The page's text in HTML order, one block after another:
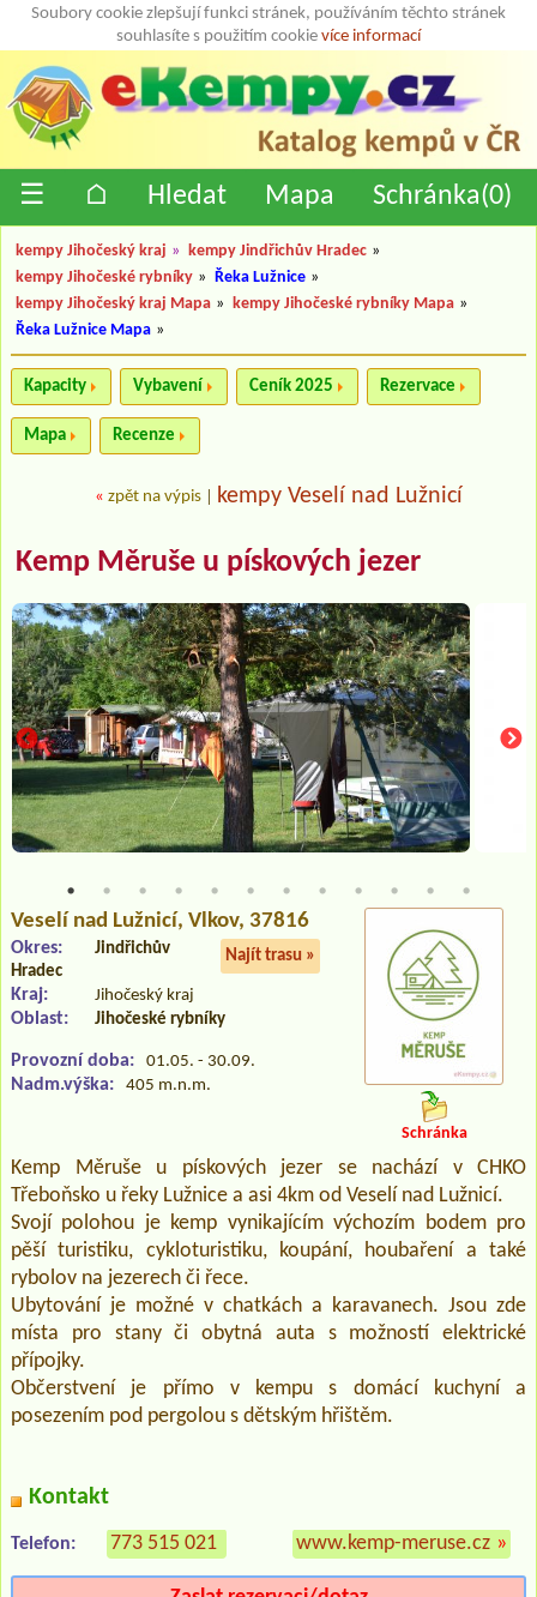
Soubory cookie zlepšují funkci stránek, používáním těchto stránek
souhlasíte s použitím cookie více informací
☰ ⌂ Hledat Mapa Schránka(0)
kempy Jihočeský kraj » kempy Jindřichův Hradec »
kempy Jihočeské rybníky » Řeka Lužnice »
kempy Jihočeský kraj Mapa » kempy Jihočeské rybníky Mapa »
Řeka Lužnice Mapa »
Kapacity Vybavení Ceník 2025 Rezervace
Mapa Recenze
« zpět na výpis kempy Veselí nad Lužnicí
Kemp Měruše u pískových jezer
Veselí nad Lužnicí, Vlkov, 37816
Najít trasu »
Okres:
Jindřichův
Hradec
Kraj: Jihočeský kraj
Oblast: Jihočeské rybníky
Provozní doba: 01.05. - 30.09.
Nadm.výška: 405 m.n.m.
Schránka
Kemp Měruše u pískových jezer se nachází v CHKO
Třeboňsko u řeky Lužnice a asi 4km od Veselí nad Lužnicí.
Svojí polohou je kemp vynikajícím výchozím bodem pro
pěší turistiku, cykloturistiku, koupání, houbaření a také
rybolov na jezerech či řece.
Ubytování je možné v chatkách a karavanech. Jsou zde
místa pro stany či obytná auta s možností elektrické
přípojky.
Občerstvení je přímo v kempu s domácí kuchyní a
posezením pod pergolou s dětským hřištěm.
Kontakt
Telefon: 773 515 021 www.kemp-meruse.cz »